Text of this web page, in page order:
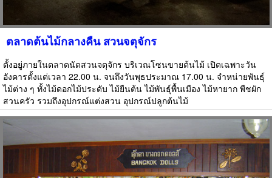
ตลาดต้นไม้กลางคืน สวนจตุจักร
ตั้งอยู่ภายในตลาดนัดสวนจตุจักร บริเวณโซนขายต้นไม้ เปิดเฉพาะวัน
อังคารตั้งแต่เวลา 22.00 น. จนถึงวันพุธประมาณ 17.00 น. จำหน่ายพันธุ์
ไม้ต่าง ๆ ทั้งไม้ดอกไม้ประดับ ไม้ยืนต้น ไม้พันธุ์พื้นเมือง ไม้หายาก พืชผัก
สวนครัว รวมถึงอุปกรณ์แต่งสวน อุปกรณ์ปลูกต้นไม้